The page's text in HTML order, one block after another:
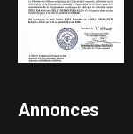
Annonces